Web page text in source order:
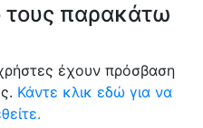
τους παρακάτω
έχουν πρόσβαση
Κάντε κλικ εδώ για να